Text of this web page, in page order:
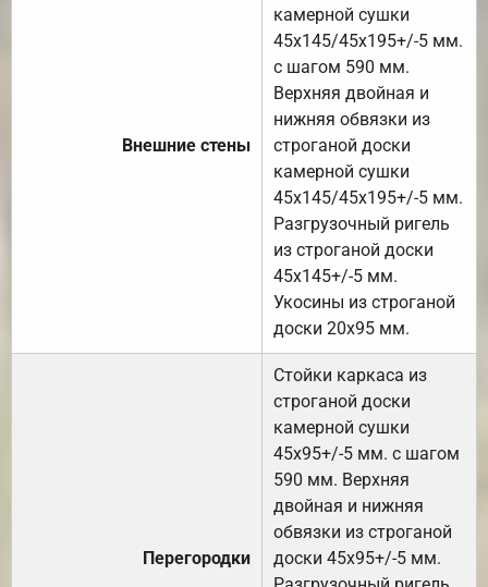
Внешние стены
камерной сушки
45х145/45х195+/-5 мм.
с шагом 590 мм.
Верхняя двойная и
нижняя обвязки из
строганой доски
камерной сушки
45х145/45х195+/-5 мм.
Разгрузочный ригель
из строганой доски
45х145+/-5 мм.
Укосины из строганой
доски 20х95 мм.
Перегородки
Стойки каркаса из
строганой доски
камерной сушки
45х95+/-5 мм. с шагом
590 мм. Верхняя
двойная и нижняя
обвязки из строганой
доски 45х95+/-5 мм.